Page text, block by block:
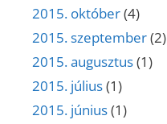
2015. október(4)
2015. szeptember(2)
2015. augusztus(1)
2015. július(1)
2015. június(1)